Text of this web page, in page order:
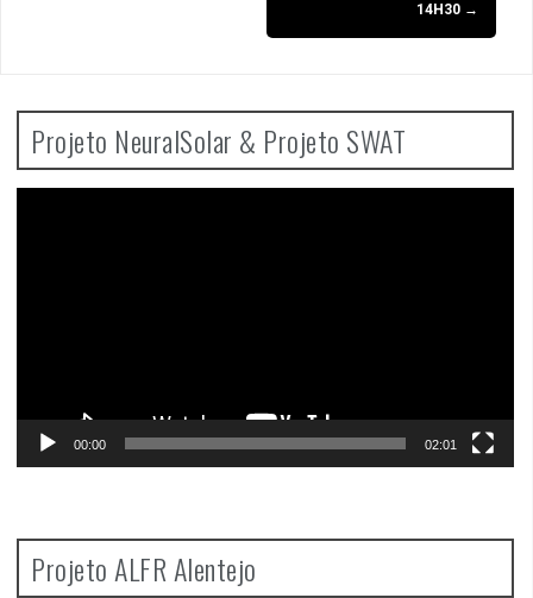
14H30 →
Projeto NeuralSolar & Projeto SWAT
00:00 02:01
Projeto ALFR Alentejo